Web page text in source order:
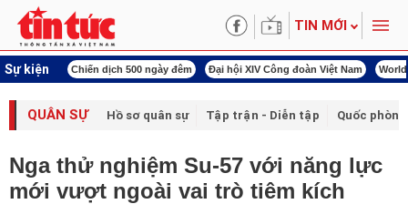
TIN MỚI
Sự kiện
Chiến dịch 500 ngày đêm Đại hội XIV Công đoàn Việt Nam World Cup 2026
QUÂN SỰ Hồ sơ quân sự Tập trận - Diễn tập Quốc phòng
Nga thử nghiệm Su-57 với năng lực
mới vượt ngoài vai trò tiêm kích